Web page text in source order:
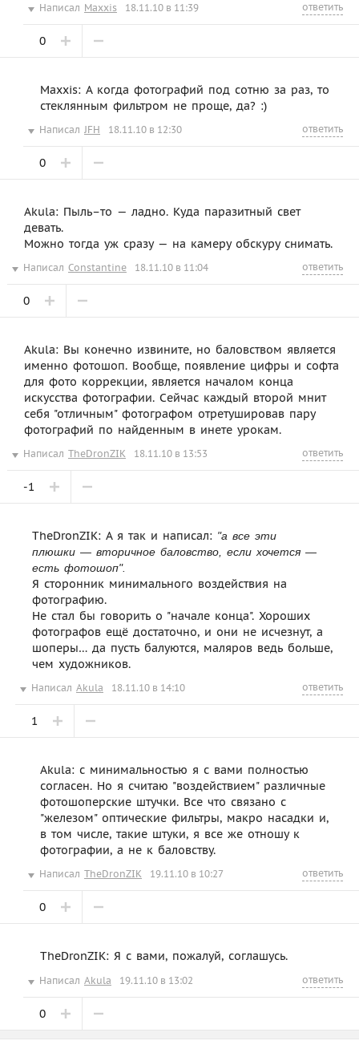
Написал Maxxis 18.11.10 в 11:39 ответить
0
Maxxis: А когда фотографий под сотню за раз, то
стеклянным фильтром не проще, да? :)
Написал JFH 18.11.10 в 12:30 ответить
0
Akula: Пыль–то — ладно. Куда паразитный свет
девать.
Можно тогда уж сразу — на камеру обскуру снимать.
Написал Constantine 18.11.10 в 11:04 ответить
0
Akula: Вы конечно извините, но баловством является
именно фотошоп. Вообще, появление цифры и софта
для фото коррекции, является началом конца
искусства фотографии. Сейчас каждый второй мнит
себя "отличным" фотографом отретушировав пару
фотографий по найденным в инете урокам.
Написал TheDronZIK 18.11.10 в 13:53 ответить
-1
TheDronZIK: А я так и написал: "а все эти
плюшки — вторичное баловство, если хочется —
есть фотошоп".
Я сторонник минимального воздействия на
фотографию.
Не стал бы говорить о "начале конца". Хороших
фотографов ещё достаточно, и они не исчезнут, а
шоперы… да пусть балуются, маляров ведь больше,
чем художников.
Написал Akula 18.11.10 в 14:10 ответить
1
Akula: с минимальностью я с вами полностью
согласен. Но я считаю "воздействием" различные
фотошоперские штучки. Все что связано с
"железом" оптические фильтры, макро насадки и,
в том числе, такие штуки, я все же отношу к
фотографии, а не к баловству.
Написал TheDronZIK 19.11.10 в 10:27 ответить
0
TheDronZIK: Я с вами, пожалуй, соглашусь.
Написал Akula 19.11.10 в 13:02 ответить
0